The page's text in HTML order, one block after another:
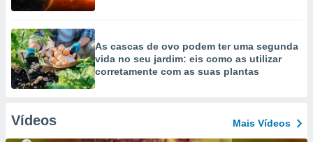
As cascas de ovo podem ter uma segunda
vida no seu jardim: eis como as utilizar
corretamente com as suas plantas
Vídeos Mais Vídeos